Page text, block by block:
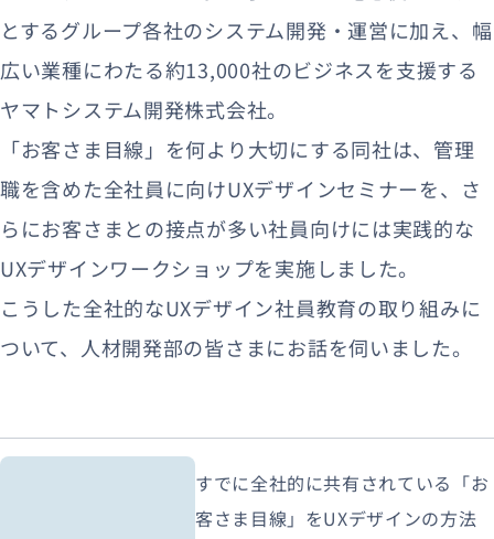
とするグループ各社のシステム開発・運営に加え、幅
広い業種にわたる約13,000社のビジネスを支援する
ヤマトシステム開発株式会社。
「お客さま目線」を何より大切にする同社は、管理
職を含めた全社員に向けUXデザインセミナーを、さ
らにお客さまとの接点が多い社員向けには実践的な
UXデザインワークショップを実施しました。
こうした全社的なUXデザイン社員教育の取り組みに
ついて、人材開発部の皆さまにお話を伺いました。
すでに全社的に共有されている「お
客さま目線」をUXデザインの方法